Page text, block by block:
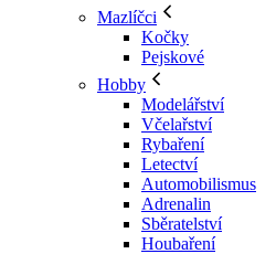
Mazlíčci
Kočky
Pejskové
Hobby
Modelářství
Včelařství
Rybaření
Letectví
Automobilismus
Adrenalin
Sběratelství
Houbaření